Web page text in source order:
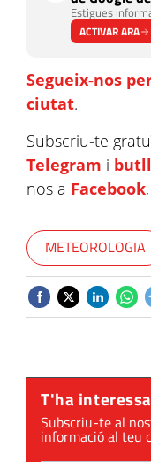
Estigues
ACTIVAR ARA
Segueix-nos
ciutat.
Subscriu-te
Telegram i
nos a Facebook,
METEOROLOGIA
T'ha
Subscriu-te al
informació al teu